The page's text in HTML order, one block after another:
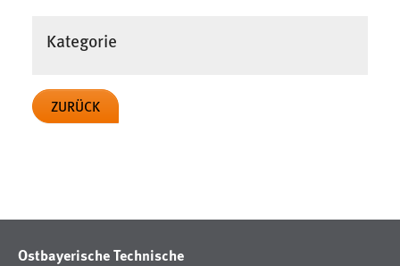
Kategorie
ZURÜCK
Ostbayerische Technische
Google Ads
_gcl_au
3 Monate